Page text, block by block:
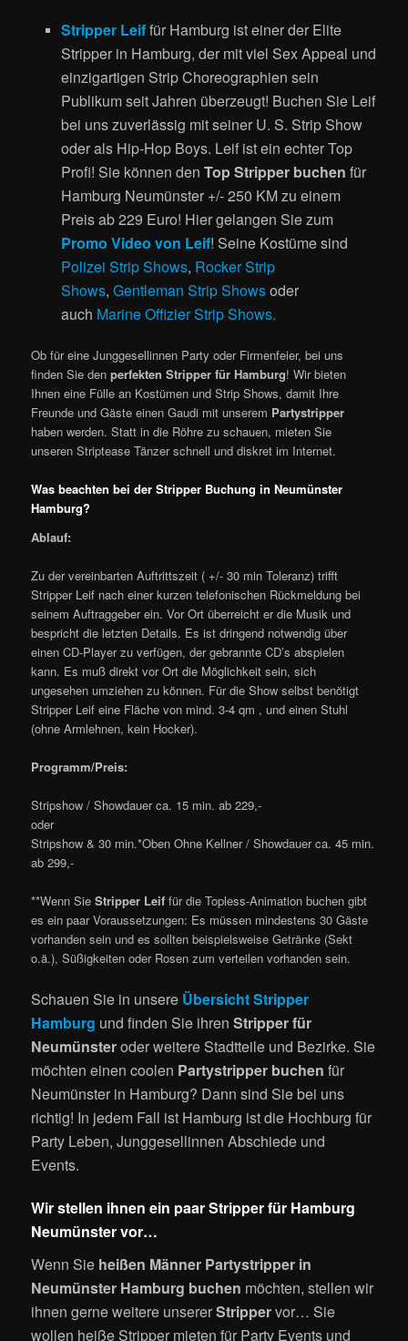
Stripper Leiffür Hamburg ist einer der Elite
Stripper in Hamburg, der mit viel Sex Appeal und
einzigartigen Strip Choreographien sein
Publikum seit Jahren überzeugt! Buchen Sie Leif
bei uns zuverlässig mit seiner U. S. Strip Show
oder als Hip-Hop Boys. Leif ist ein echter Top
Profi! Sie können den Top Stripper buchen für
Hamburg Neumünster +/- 250 KM zu einem
Preis ab 229 Euro! Hier gelangen Sie zum
Promo Video von Leif! Seine Kostüme sind
Polizei Strip Shows, Rocker Strip
Shows, Gentleman Strip Showsoder
auch Marine Offizier Strip Shows.
Ob für eine Junggesellinnen Party oder Firmenfeier, bei uns
finden Sie denperfekten Stripper für Hamburg! Wir bieten
Ihnen eine Fülle an Kostümen und Strip Shows, damit Ihre
Freunde und Gäste einen Gaudi mit unserem Partystripper
haben werden. Statt in die Röhre zu schauen, mieten Sie
unseren Striptease Tänzer schnell und diskret im Internet.
Was beachten bei der Stripper Buchung in Neumünster
Hamburg?
Ablauf:
Zu der vereinbarten Auftrittszeit ( +/- 30 min Toleranz) trifft
Stripper Leif nach einer kurzen telefonischen Rückmeldung bei
seinem Auftraggeber ein. Vor Ort überreicht er die Musik und
bespricht die letzten Details. Es ist dringend notwendig über
einen CD-Player zu verfügen, der gebrannte CD’s abspielen
kann. Es muß direkt vor Ort die Möglichkeit sein, sich
ungesehen umziehen zu können. Für die Show selbst benötigt
Stripper Leif eine Fläche von mind. 3-4 qm , und einen Stuhl
(ohne Armlehnen, kein Hocker).
Programm/Preis:
Stripshow / Showdauer ca. 15 min. ab 229,-
oder
Stripshow & 30 min.*Oben Ohne Kellner / Showdauer ca. 45 min.
ab 299,-
**Wenn SieStripper Leif für die Topless-Animation buchen gibt
es ein paar Voraussetzungen: Es müssen mindestens 30 Gäste
vorhanden sein und es sollten beispielsweise Getränke (Sekt
o.ä.), Süßigkeiten oder Rosen zum verteilen vorhanden sein.
Schauen Sie in unsere Übersicht Stripper
Hamburg und finden Sie ihrenStripper für
Neumünsteroder weitere Stadtteile und Bezirke. Sie
möchten einen coolen Partystripper buchen für
Neumünster in Hamburg? Dann sind Sie bei uns
richtig! In jedem Fall ist Hamburg ist die Hochburg für
Party Leben, Junggesellinnen Abschiede und
Events.
Wir stellen ihnen ein paar Stripper für Hamburg
Neumünster vor…
Wenn Sie heißen Männer Partystripper in
Neumünster Hamburg buchen möchten, stellen wir
ihnen gerne weitere unsererStrippervor… Sie
wollen heiße Stripper mieten für Party Events und